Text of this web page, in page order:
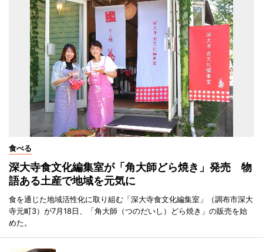
食べる
深大寺食文化編集室が「角大師どら焼き」発売 物
語ある土産で地域を元気に
食を通じた地域活性化に取り組む「深大寺食文化編集室」（調布市深大
寺元町3）が7月18日、「角大師（つのだいし）どら焼き」の販売を始
めた。